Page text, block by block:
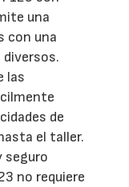
una
con una
las
de
el taller.
seguro
no requiere